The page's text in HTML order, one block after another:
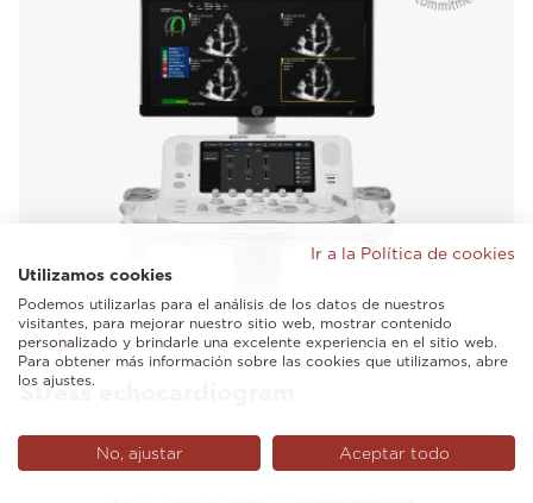
PDF
Stress echocardiogram
Ir a la Política de cookies
Utilizamos cookies
Podemos utilizarlas para el análisis de los datos de nuestros
visitantes, para mejorar nuestro sitio web, mostrar contenido
personalizado y brindarle una excelente experiencia en el sitio web.
Para obtener más información sobre las cookies que utilizamos, abre
los ajustes.
No, ajustar Aceptar todo